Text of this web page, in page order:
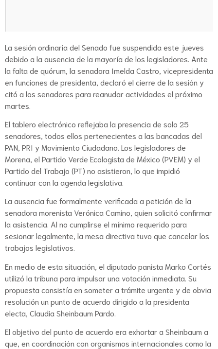
La sesión ordinaria del Senado fue suspendida este jueves
debido a la ausencia de la mayoría de los legisladores. Ante
la falta de quórum, la senadora Imelda Castro, vicepresidenta
en funciones de presidenta, declaró el cierre de la sesión y
citó a los senadores para reanudar actividades el próximo
martes.
El tablero electrónico reflejaba la presencia de solo 25
senadores, todos ellos pertenecientes a las bancadas del
PAN, PRI y Movimiento Ciudadano. Los legisladores de
Morena, el Partido Verde Ecologista de México (PVEM) y el
Partido del Trabajo (PT) no asistieron, lo que impidió
continuar con la agenda legislativa.
La ausencia fue formalmente verificada a petición de la
senadora morenista Verónica Camino, quien solicitó confirmar
la asistencia. Al no cumplirse el mínimo requerido para
sesionar legalmente, la mesa directiva tuvo que cancelar los
trabajos legislativos.
En medio de esta situación, el diputado panista Marko Cortés
utilizó la tribuna para impulsar una votación inmediata. Su
propuesta consistía en someter a trámite urgente y de obvia
resolución un punto de acuerdo dirigido a la presidenta
electa, Claudia Sheinbaum Pardo.
El objetivo del punto de acuerdo era exhortar a Sheinbaum a
que, en coordinación con organismos internacionales como la